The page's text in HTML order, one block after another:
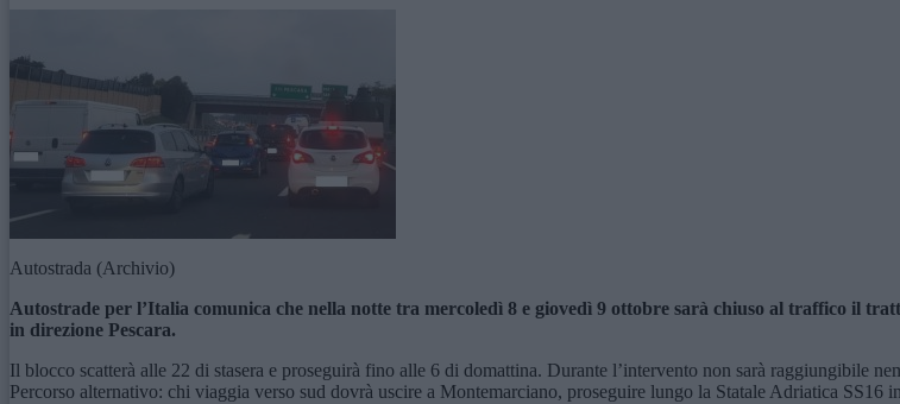
Autostrada (Archivio)
Autostrade per l’Italia comunica che nella notte tra mercoledì 8 e giovedì 9 ottobre sarà chiuso al traffico il
in direzione Pescara.
Il blocco scatterà alle 22 di stasera e proseguirà fino alle 6 di domattina. Durante l’intervento non sarà raggiungibile
Percorso alternativo: chi viaggia verso sud dovrà uscire a Montemarciano, proseguire lungo la Statale Adriatica